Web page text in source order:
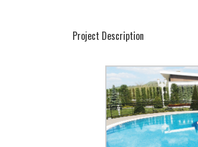
Project Description